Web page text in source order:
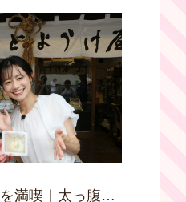
満喫｜太っ腹な